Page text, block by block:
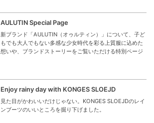
AULUTIN Special Page
新ブランド「AULUTIN（オゥルティン）」について、子ど
もでも大人でもない多感な少女時代を彩る上質服に込めた
想いや、ブランドストーリーをご覧いただける特別ページ
Enjoy rainy day with KONGES SLOEJD
見た目がかわいいだけじゃない。KONGES SLOEJDのレイ
ンブーツのいいところを掘り下げました。